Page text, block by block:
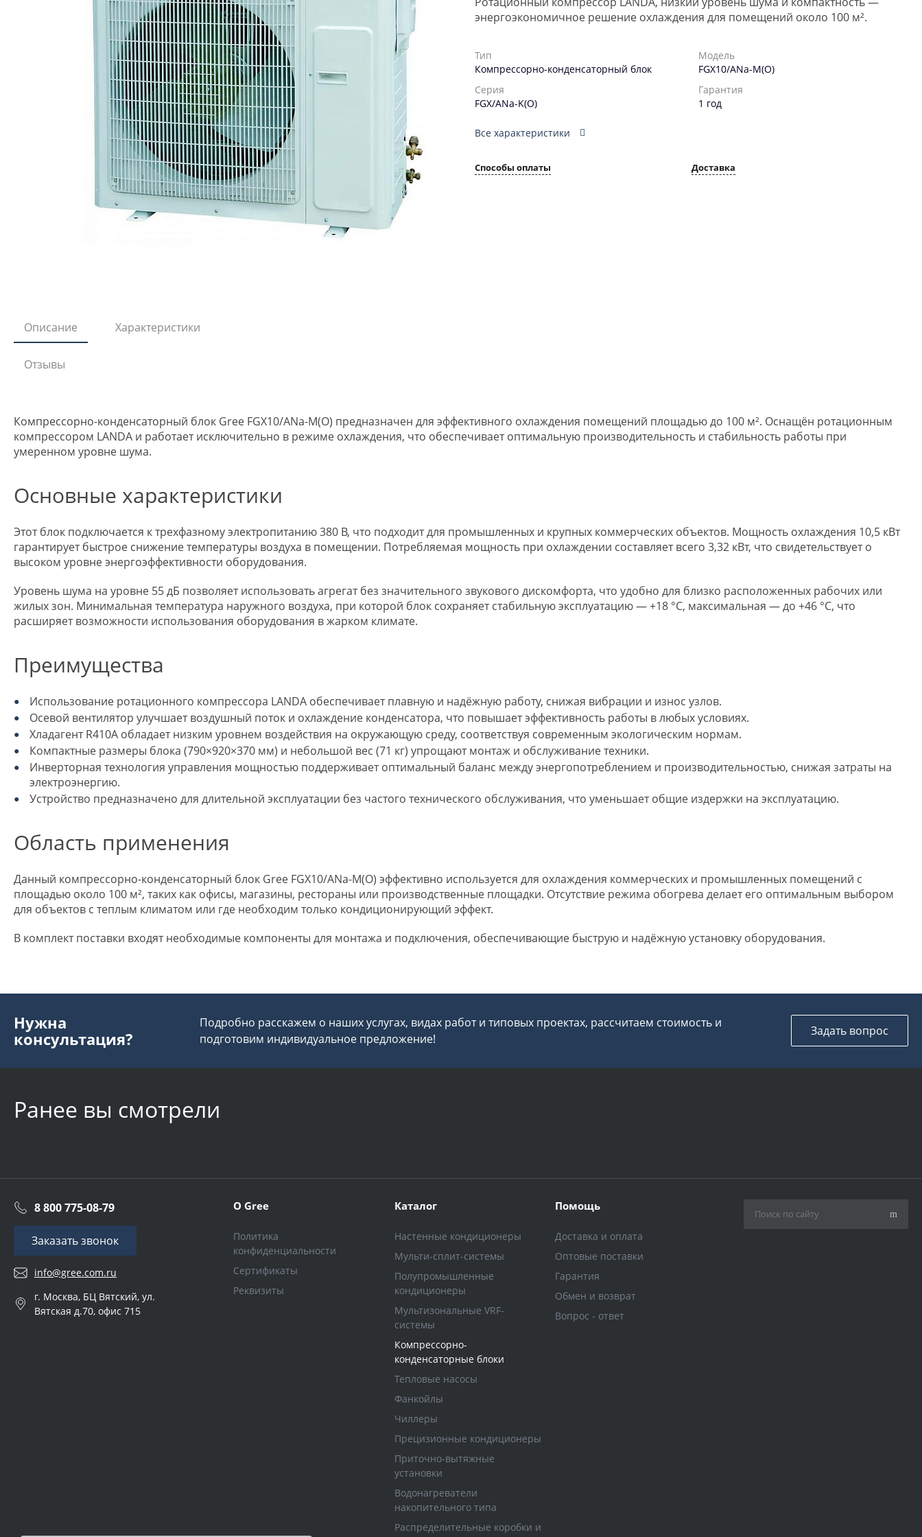
энергоэкономичное решение охлаждения для помещений около 100 м².
Тип
Компрессорно-конденсаторный блок
Модель
FGX10/ANa-M(O)
Серия
FGX/ANa-K(O)
Гарантия
1 год
Все характеристики
Способы оплаты Доставка
Описание Характеристики
Отзывы
Компрессорно-конденсаторный блок Gree FGX10/ANa-M(O) предназначен для эффективного охлаждения помещений площадью до 100 м². Оснащён ротационным
компрессором LANDA и работает исключительно в режиме охлаждения, что обеспечивает оптимальную производительность и стабильность работы при
умеренном уровне шума.
Основные характеристики
Этот блок подключается к трехфазному электропитанию 380 В, что подходит для промышленных и крупных коммерческих объектов. Мощность охлаждения 10,5 кВт
гарантирует быстрое снижение температуры воздуха в помещении. Потребляемая мощность при охлаждении составляет всего 3,32 кВт, что свидетельствует о
высоком уровне энергоэффективности оборудования.
Уровень шума на уровне 55 дБ позволяет использовать агрегат без значительного звукового дискомфорта, что удобно для близко расположенных рабочих или
жилых зон. Минимальная температура наружного воздуха, при которой блок сохраняет стабильную эксплуатацию — +18 °C, максимальная — до +46 °C, что
расширяет возможности использования оборудования в жарком климате.
Преимущества
Использование ротационного компрессора LANDA обеспечивает плавную и надёжную работу, снижая вибрации и износ узлов.
Осевой вентилятор улучшает воздушный поток и охлаждение конденсатора, что повышает эффективность работы в любых условиях.
Хладагент R410A обладает низким уровнем воздействия на окружающую среду, соответствуя современным экологическим нормам.
Компактные размеры блока (790×920×370 мм) и небольшой вес (71 кг) упрощают монтаж и обслуживание техники.
Инверторная технология управления мощностью поддерживает оптимальный баланс между энергопотреблением и производительностью, снижая затраты на
электроэнергию.
Устройство предназначено для длительной эксплуатации без частого технического обслуживания, что уменьшает общие издержки на эксплуатацию.
Область применения
Данный компрессорно-конденсаторный блок Gree FGX10/ANa-M(O) эффективно используется для охлаждения коммерческих и промышленных помещений с
площадью около 100 м², таких как офисы, магазины, рестораны или производственные площадки. Отсутствие режима обогрева делает его оптимальным выбором
для объектов с теплым климатом или где необходим только кондиционирующий эффект.
В комплект поставки входят необходимые компоненты для монтажа и подключения, обеспечивающие быструю и надёжную установку оборудования.
Нужна
консультация?
Подробно расскажем о наших услугах, видах работ и типовых проектах, рассчитаем стоимость и
подготовим индивидуальное предложение!
Задать вопрос
Ранее вы смотрели
8 800 775-08-79
Заказать звонок
info@gree.com.ru
г. Москва, БЦ Вятский, ул.
Вятская д.70, офис 715
О Gree
Политика
конфиденциальности
Сертификаты
Реквизиты
Каталог
Настенные кондиционеры
Мульти-сплит-системы
Полупромышленные
кондиционеры
Мультизональные VRF-
системы
Компрессорно-
конденсаторные блоки
Тепловые насосы
Фанкойлы
Чиллеры
Прецизионные кондиционеры
Приточно-вытяжные
установки
Водонагреватели
накопительного типа
Распределительные коробки и
Помощь
Доставка и оплата
Оптовые поставки
Гарантия
Обмен и возврат
Вопрос - ответ